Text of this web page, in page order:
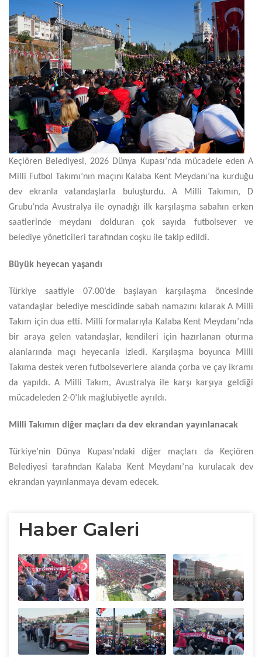
Keçiören Belediyesi, 2026 Dünya Kupası’nda mücadele eden A
Milli Futbol Takımı’nın maçını Kalaba Kent Meydanı’na kurduğu
dev ekranla vatandaşlarla buluşturdu. A Milli Takımın, D
Grubu’nda Avustralya ile oynadığı ilk karşılaşma sabahın erken
saatlerinde meydanı dolduran çok sayıda futbolsever ve
belediye yöneticileri tarafından coşku ile takip edildi.
Büyük heyecan yaşandı
Türkiye saatiyle 07.00’de başlayan karşılaşma öncesinde
vatandaşlar belediye mescidinde sabah namazını kılarak A Milli
Takım için dua etti. Milli formalarıyla Kalaba Kent Meydanı’nda
bir araya gelen vatandaşlar, kendileri için hazırlanan oturma
alanlarında maçı heyecanla izledi. Karşılaşma boyunca Milli
Takıma destek veren futbolseverlere alanda çorba ve çay ikramı
da yapıldı. A Milli Takım, Avustralya ile karşı karşıya geldiği
mücadeleden 2-0’lık mağlubiyetle ayrıldı.
Milli Takımın diğer maçları da dev ekrandan yayınlanacak
Türkiye’nin Dünya Kupası’ndaki diğer maçları da Keçiören
Belediyesi tarafından Kalaba Kent Meydanı’na kurulacak dev
ekrandan yayınlanmaya devam edecek.
Haber Galeri